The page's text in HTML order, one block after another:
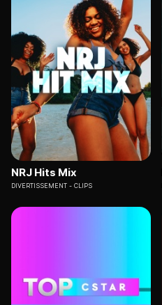
NRJ Hits Mix
DIVERTISSEMENT CLIPS